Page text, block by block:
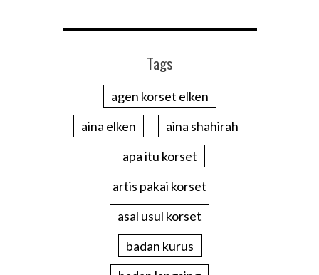
Tags
agen korset elken
aina elken
aina shahirah
apa itu korset
artis pakai korset
asal usul korset
badan kurus